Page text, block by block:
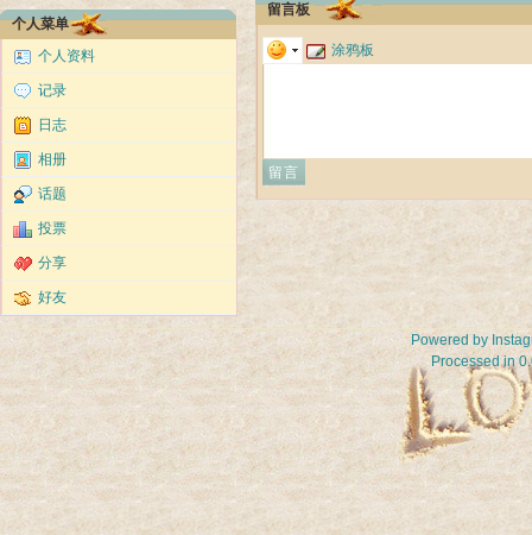
个人菜单
个人资料
记录
日志
相册
话题
投票
分享
好友
留言板
涂鸦板
Powered by
Processed in